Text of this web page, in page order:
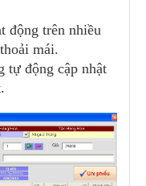
động trên nhiều
mái.
tự động cập nhật